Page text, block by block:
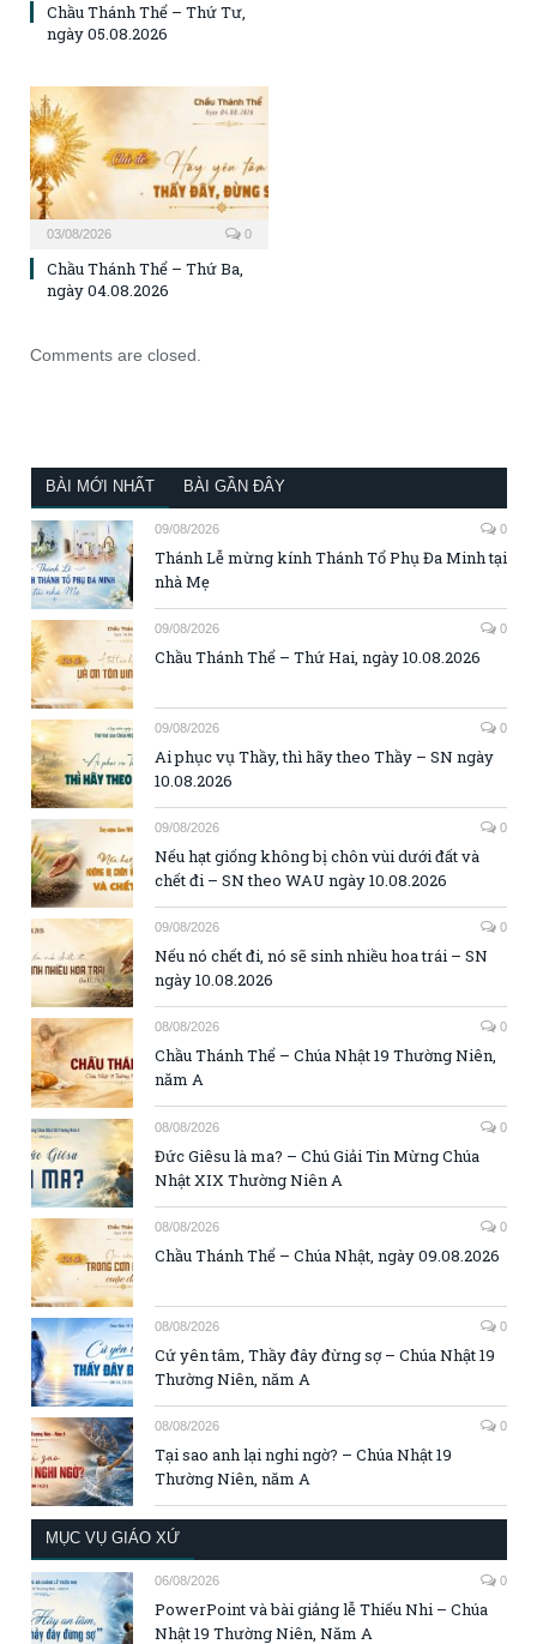
Chầu Thánh Thể – Thứ Tư,
ngày 05.08.2026
03/08/2026 0
Chầu Thánh Thể – Thứ Ba,
ngày 04.08.2026
Comments are closed.
BÀI MỚI NHẤT BÀI GẦN ĐÂY
09/08/2026 0
Thánh Lễ mừng kính Thánh Tổ Phụ Đa Minh tại
nhà Mẹ
09/08/2026 0
Chầu Thánh Thể – Thứ Hai, ngày 10.08.2026
09/08/2026 0
Ai phục vụ Thầy, thì hãy theo Thầy – SN ngày
10.08.2026
09/08/2026 0
Nếu hạt giống không bị chôn vùi dưới đất và
chết đi – SN theo WAU ngày 10.08.2026
09/08/2026 0
Nếu nó chết đi, nó sẽ sinh nhiều hoa trái – SN
ngày 10.08.2026
08/08/2026 0
Chầu Thánh Thể – Chúa Nhật 19 Thường Niên,
năm A
08/08/2026 0
Đức Giêsu là ma? – Chú Giải Tin Mừng Chúa
Nhật XIX Thường Niên A
08/08/2026 0
Chầu Thánh Thể – Chúa Nhật, ngày 09.08.2026
08/08/2026 0
Cứ yên tâm, Thầy đây đừng sợ – Chúa Nhật 19
Thường Niên, năm A
08/08/2026 0
Tại sao anh lại nghi ngờ? – Chúa Nhật 19
Thường Niên, năm A
MỤC VỤ GIÁO XỨ
06/08/2026 0
PowerPoint và bài giảng lễ Thiếu Nhi – Chúa
Nhật 19 Thường Niên, Năm A